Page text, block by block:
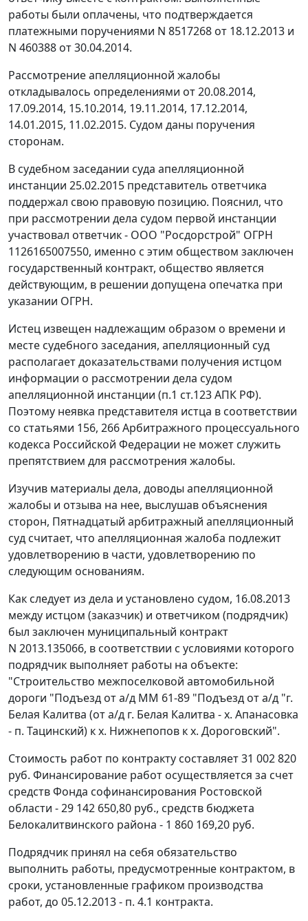
работы были оплачены, что подтверждается
платежными поручениями N 8517268 от 18.12.2013 и
N 460388 от 30.04.2014.
Рассмотрение апелляционной жалобы
откладывалось определениями от 20.08.2014,
17.09.2014, 15.10.2014, 19.11.2014, 17.12.2014,
14.01.2015, 11.02.2015. Судом даны поручения
сторонам.
В судебном заседании суда апелляционной
инстанции 25.02.2015 представитель ответчика
поддержал свою правовую позицию. Пояснил, что
при рассмотрении дела судом первой инстанции
участвовал ответчик - ООО "Росдорстрой" ОГРН
1126165007550, именно с этим обществом заключен
государственный контракт, общество является
действующим, в решении допущена опечатка при
указании ОГРН.
Истец извещен надлежащим образом о времени и
месте судебного заседания, апелляционный суд
располагает доказательствами получения истцом
информации о рассмотрении дела судом
апелляционной инстанции (п.1 ст.123АПК РФ).
Поэтому неявка представителя истца в соответствии
со статьями 156, 266Арбитражного процессуального
кодекса Российской Федерации не может служить
препятствием для рассмотрения жалобы.
Изучив материалы дела, доводы апелляционной
жалобы и отзыва на нее, выслушав объяснения
сторон, Пятнадцатый арбитражный апелляционный
суд считает, что апелляционная жалоба подлежит
удовлетворению в части, удовлетворению по
следующим основаниям.
Как следует из дела и установлено судом, 16.08.2013
между истцом (заказчик) и ответчиком (подрядчик)
был заключен муниципальный контракт
N 2013.135066, в соответствии с условиями которого
подрядчик выполняет работы на объекте:
"Строительство межпоселковой автомобильной
дороги "Подъезд от а/д ММ 61-89 "Подъезд от а/д "г.
Белая Калитва (от а/д г. Белая Калитва - х. Апанасовка
- п. Тацинский) к х. Нижнепопов к х. Дороговский".
Стоимость работ по контракту составляет 31 002 820
руб. Финансирование работ осуществляется за счет
средств Фонда софинансирования Ростовской
области - 29 142 650,80 руб., средств бюджета
Белокалитвинского района - 1 860 169,20 руб.
Подрядчик принял на себя обязательство
выполнить работы, предусмотренные контрактом, в
сроки, установленные графиком производства
работ, до 05.12.2013 - п. 4.1 контракта.